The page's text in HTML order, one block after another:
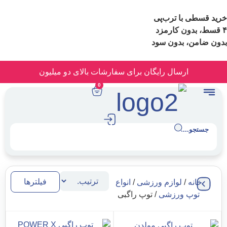
ترب‌پی
بدون سود
رایگان برای سفارشات بالای دو میلیون
0
لوازم ورزشی/ انواع
ورزشی/ توپ راگبی
فیلترها